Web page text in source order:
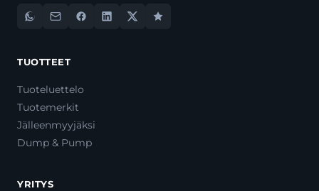
TUOTTEET
Tuoteluettelo
Tuotemerkit
Jälleenmyyjäksi
Dump & Pump
YRITYS